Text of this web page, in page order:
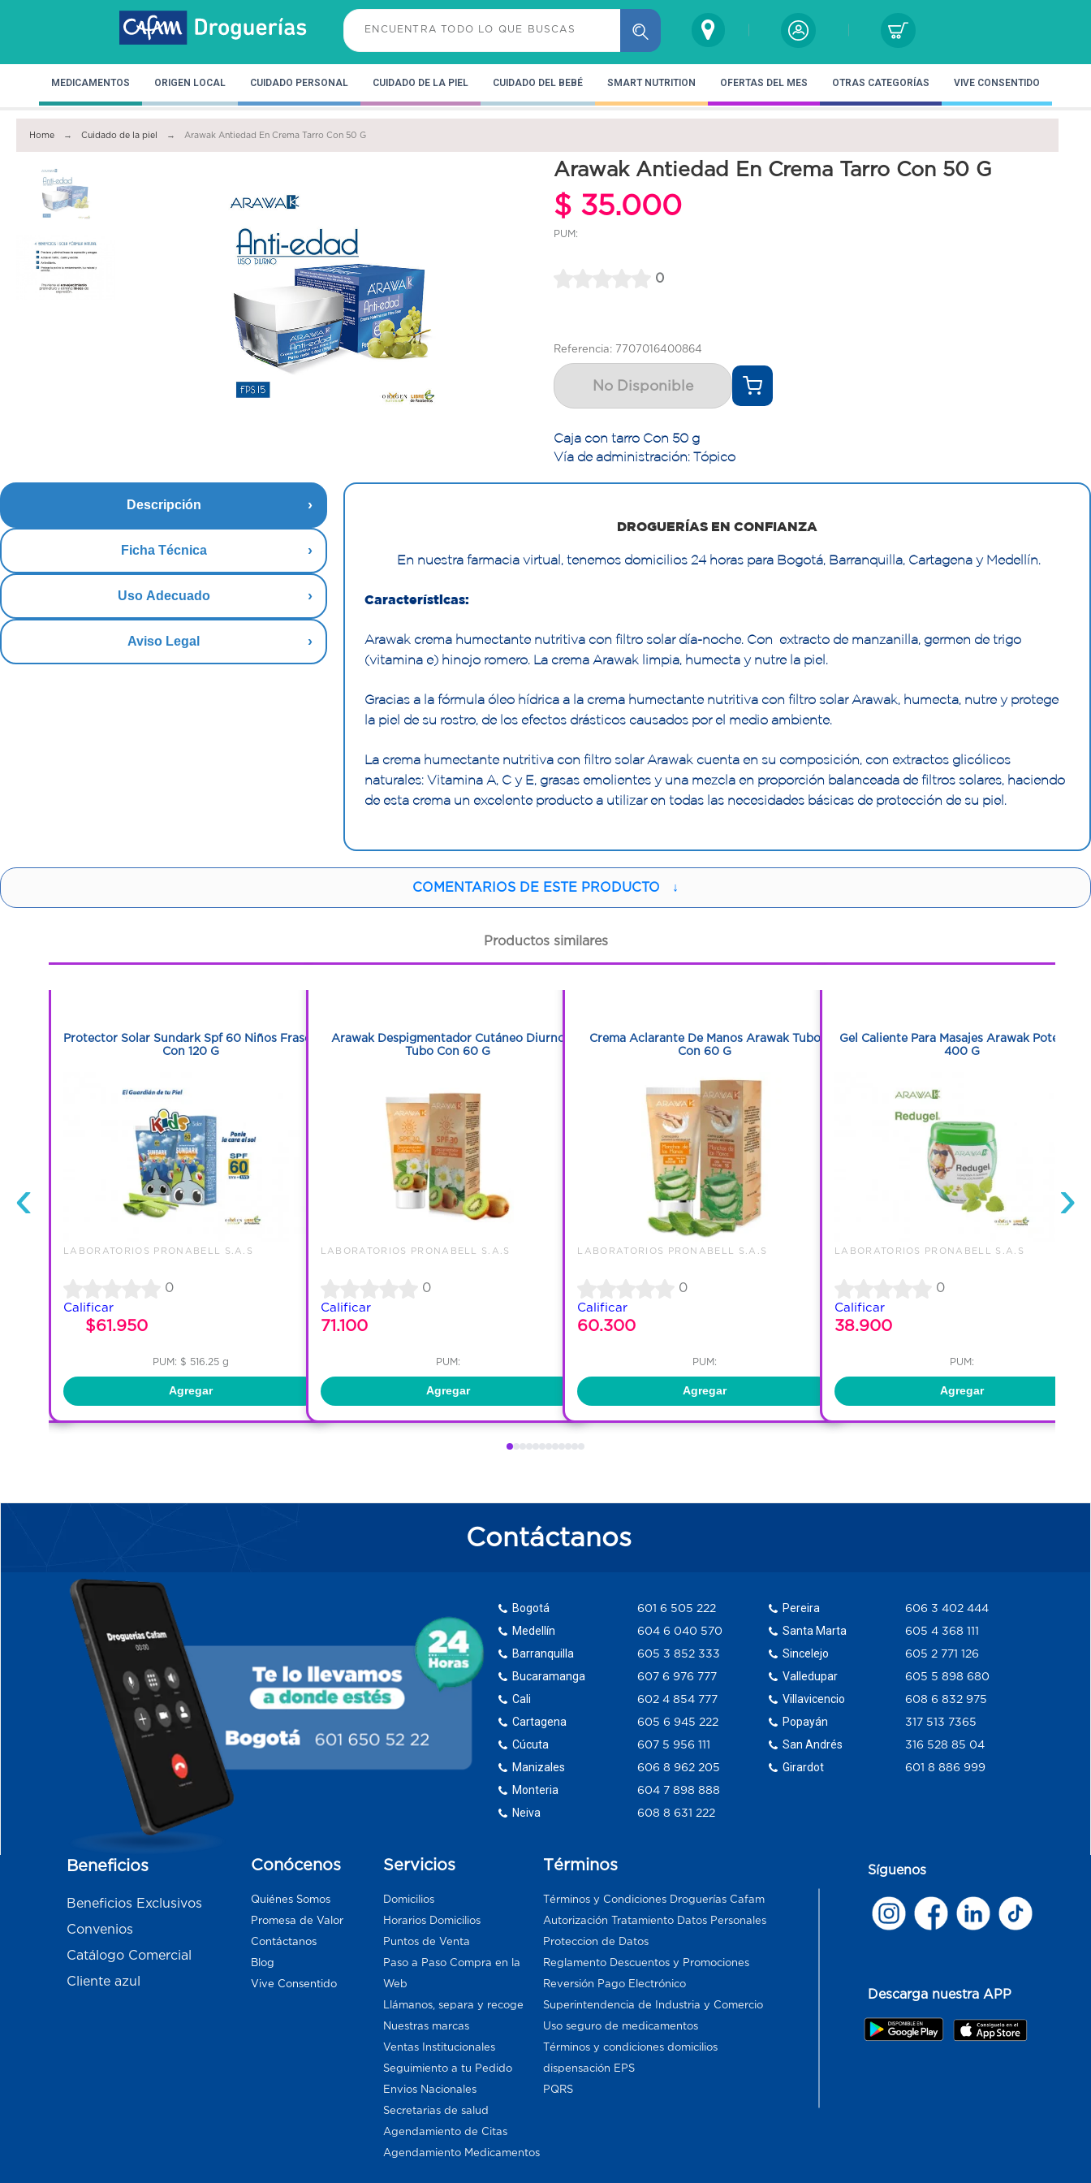
MEDICAMENTOS ORIGEN LOCAL CUIDADO PERSONAL CUIDADO DE LA PIEL CUIDADO DEL BEBÉ SMART NUTRITION OFERTAS DEL MES OTRAS CATEGORÍAS VIVE CONSENTIDO
Home Cuidado de la piel Arawak Antiedad En Crema Tarro Con 50 G
Arawak Antiedad En Crema Tarro Con 50 G
$ 35.000
PUM:
0
Referencia: 7707016400864
No Disponible
Caja con tarro Con 50 g
Vía de administración: Tópico
Descripción
Ficha Técnica
Uso Adecuado
Aviso Legal
DROGUERÍAS EN CONFIANZA
En nuestra farmacia virtual, tenemos domicilios 24 horas para Bogotá, Barranquilla, Cartagena y Medellín.
Características:
Arawak crema humectante nutritiva con filtro solar día-noche. Con extracto de manzanilla, germen de trigo
(vitamina e) hinojo romero. La crema Arawak limpia, humecta y nutre la piel.
Gracias a la fórmula óleo hídrica a la crema humectante nutritiva con filtro solar Arawak, humecta, nutre y protege
la piel de su rostro, de los efectos drásticos causados por el medio ambiente.
La crema humectante nutritiva con filtro solar Arawak cuenta en su composición, con extractos glicólicos
naturales: Vitamina A, C y E, grasas emolientes y una mezcla en proporción balanceada de filtros solares, haciendo
de esta crema un excelente producto a utilizar en todas las necesidades básicas de protección de su piel.
COMENTARIOS DE ESTE PRODUCTO ↓
Productos similares
‹
Protector Solar Sundark Spf 60 Niños Frasco
Con 120 G
LABORATORIOS PRONABELL S.A.S
0
Calificar
$61.950
PUM: $ 516.25 g
Agregar
Arawak Despigmentador Cutáneo Diurno
Tubo Con 60 G
LABORATORIOS PRONABELL S.A.S
0
Calificar
71.100
PUM:
Agregar
Crema Aclarante De Manos Arawak Tubo
Con 60 G
LABORATORIOS PRONABELL S.A.S
0
Calificar
60.300
PUM:
Agregar
Gel Caliente Para Masajes Arawak Pote Con
400 G
LABORATORIOS PRONABELL S.A.S
0
Calificar
38.900
PUM:
Agregar
›
Contáctanos
Bogotá
Medellín
Barranquilla
Bucaramanga
Cali
Cartagena
Cúcuta
Manizales
Monteria
Neiva
601 6 505 222
604 6 040 570
605 3 852 333
607 6 976 777
602 4 854 777
605 6 945 222
607 5 956 111
606 8 962 205
604 7 898 888
608 8 631 222
Pereira
Santa Marta
Sincelejo
Valledupar
Villavicencio
Popayán
San Andrés
Girardot
606 3 402 444
605 4 368 111
605 2 771 126
605 5 898 680
608 6 832 975
317 513 7365
316 528 85 04
601 8 886 999
Beneficios
Beneficios Exclusivos
Convenios
Catálogo Comercial
Cliente azul
Conócenos
Quiénes Somos
Promesa de Valor
Contáctanos
Blog
Vive Consentido
Servicios
Domicilios
Horarios Domicilios
Puntos de Venta
Paso a Paso Compra en la
Web
Llámanos, separa y recoge
Nuestras marcas
Ventas Institucionales
Seguimiento a tu Pedido
Envios Nacionales
Secretarias de salud
Agendamiento de Citas
Agendamiento Medicamentos
Términos
Términos y Condiciones Droguerías Cafam
Autorización Tratamiento Datos Personales
Proteccion de Datos
Reglamento Descuentos y Promociones
Reversión Pago Electrónico
Superintendencia de Industria y Comercio
Uso seguro de medicamentos
Términos y condiciones domicilios
dispensación EPS
PQRS
Síguenos
Descarga nuestra APP